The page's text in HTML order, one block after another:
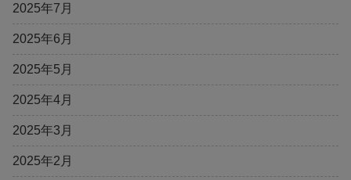
2025年7月
2025年6月
2025年5月
2025年4月
2025年3月
2025年2月